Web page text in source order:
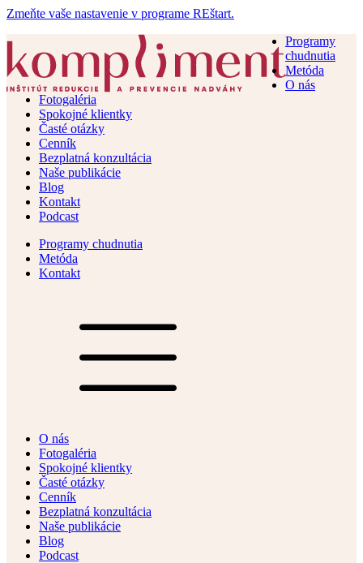
Zmeňte vaše nastavenie v programe REštart.
Programy
chudnutia
Metóda
O nás
Fotogaléria
Spokojné klientky
Časté otázky
Cenník
Bezplatná konzultácia
Naše publikácie
Blog
Kontakt
Podcast
Programy chudnutia
Metóda
Kontakt
O nás
Fotogaléria
Spokojné klientky
Časté otázky
Cenník
Bezplatná konzultácia
Naše publikácie
Blog
Podcast